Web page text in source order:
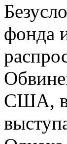
фонда
США, в